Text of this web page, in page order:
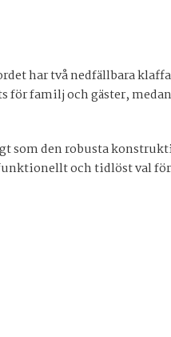
har två nedfällbara
för familj och gäster,
som den robusta
och tidlöst val